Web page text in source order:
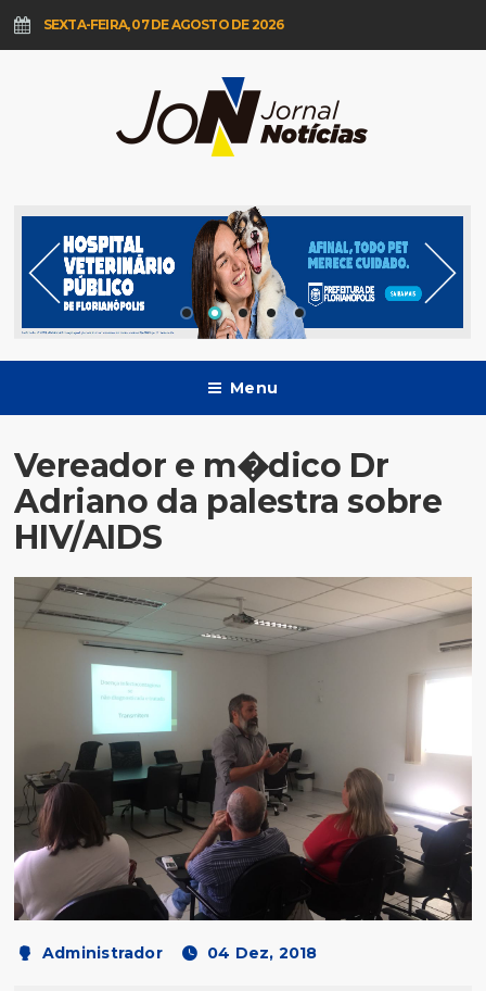
SEXTA-FEIRA, 07 DE AGOSTO DE 2026
Menu
Vereador e m�dico Dr
Adriano da palestra sobre
HIV/AIDS
Administrador 04 Dez, 2018